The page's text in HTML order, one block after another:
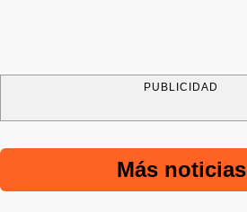
PUBLICIDAD
Más noticias